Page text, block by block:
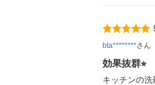
bta********さん
効果抜群⭐︎
キッチンの